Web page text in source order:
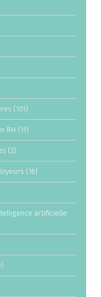
(101)
RH (11)
(2)
(16)
artificielle